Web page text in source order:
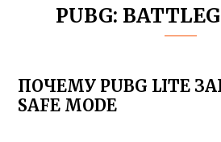
PUBG:
ПОЧЕМУ PUBG LITE
SAFE MODE